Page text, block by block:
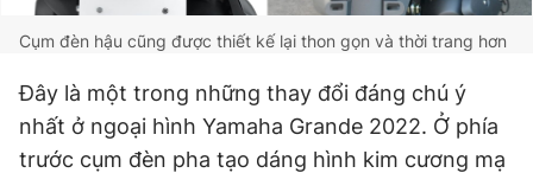
Cụm đèn hậu cũng được thiết kế lại thon gọn và thời trang hơn
Đây là một trong những thay đổi đáng chú ý
nhất ở ngoại hình Yamaha Grande 2022. Ở phía
trước cụm đèn pha tạo dáng hình kim cương mạ